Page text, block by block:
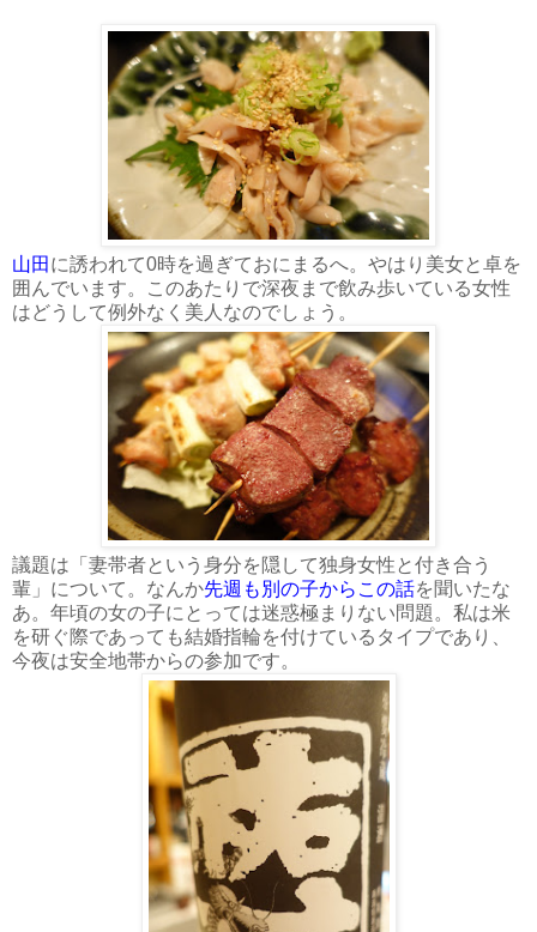
山田 に誘われて0時を過ぎておにまるへ。やはり美女と卓を
囲んでいます。このあたりで深夜まで飲み歩いている女性
はどうして例外なく美人なのでしょう。
議題は「妻帯者という身分を隠して独身女性と付き合う
輩」について。なんか先週も別の子からこの話を聞いたな
あ。年頃の女の子にとっては迷惑極まりない問題。私は米
を研ぐ際であっても結婚指輪を付けているタイプであり、
今夜は安全地帯からの参加です。